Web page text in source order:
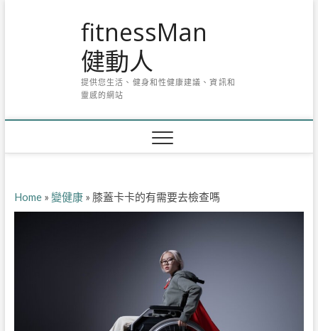
fitnessMan
健動人
提供您生活、健身和性健康建議、資訊和
靈感的網站
Home» 變健康» 膝蓋卡卡的有需要去檢查嗎